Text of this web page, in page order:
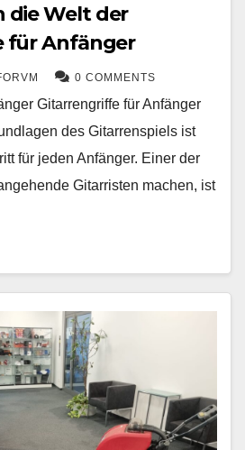
die Welt der
für Anfänger
0 COMMENTS
Gitarrengriffe für Anfänger
des Gitarrenspiels ist
für jeden Anfänger. Einer der
Gitarristen machen, ist